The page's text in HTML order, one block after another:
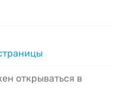
открываться в